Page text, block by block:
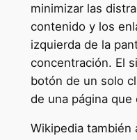
minimizar las
contenido y los
izquierda de la
concentración. El
botón de un solo
de una página
Wikipedia también